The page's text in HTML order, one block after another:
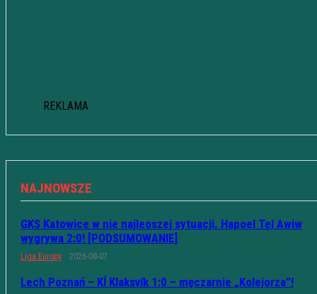
REKLAMA
NAJNOWSZE
GKS Katowice w nie najleoszej sytuacji. Hapoel Tel Awiw
wygrywa 2:0! [PODSUMOWANIE]
Liga Europy 2026-08-07
Lech Poznań – KÍ Klaksvík 1:0 – męczarnie „Kolejorza”!